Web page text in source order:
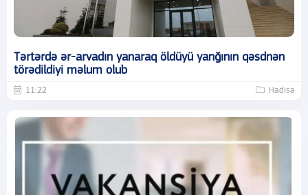
Tərtərdə ər-arvadın yanaraq öldüyü yanğının qəsdnən
törədildiyi məlum olub
11:22 Hadisə